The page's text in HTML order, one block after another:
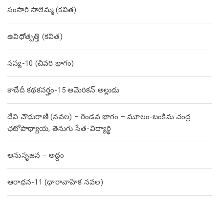
సంసారి సాలెమ్మ (కవిత)
ఉవిధోత్పత్తి (కవిత)
సస్య-10 (చివరి భాగం)
కాదేదీ కథకనర్హం-15 అమెరికన్ అల్లుడు
దేవి చౌధురాణి (నవల) – రెండవ భాగం – మూలం-బంకిమ చంద్ర
ఛటోపాధ్యాయ, తెనుగు సేత-విద్యార్థి
అనుసృజన – అద్దం
ఆరాధన-11 (ధారావాహిక నవల)